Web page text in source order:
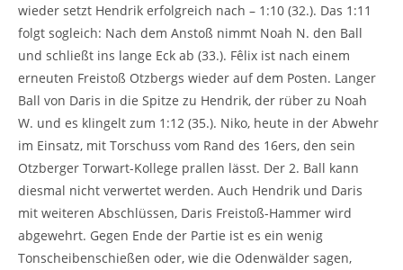
wieder setzt Hendrik erfolgreich nach – 1:10 (32.). Das 1:11
folgt sogleich: Nach dem Anstoß nimmt Noah N. den Ball
und schließt ins lange Eck ab (33.). Fêlix ist nach einem
erneuten Freistoß Otzbergs wieder auf dem Posten. Langer
Ball von Daris in die Spitze zu Hendrik, der rüber zu Noah
W. und es klingelt zum 1:12 (35.). Niko, heute in der Abwehr
im Einsatz, mit Torschuss vom Rand des 16ers, den sein
Otzberger Torwart-Kollege prallen lässt. Der 2. Ball kann
diesmal nicht verwertet werden. Auch Hendrik und Daris
mit weiteren Abschlüssen, Daris Freistoß-Hammer wird
abgewehrt. Gegen Ende der Partie ist es ein wenig
Tonscheibenschießen oder, wie die Odenwälder sagen,